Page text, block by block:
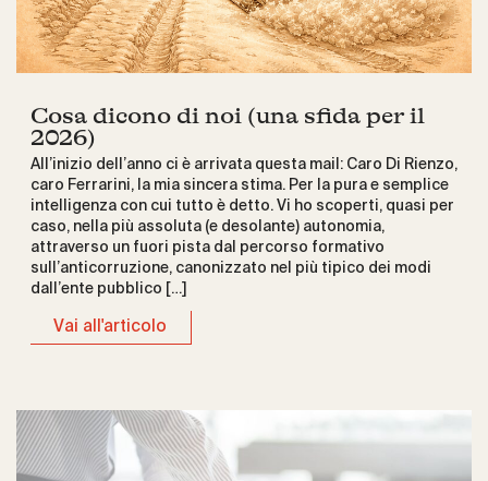
Cosa dicono di noi (una sfida per il
2026)
All’inizio dell’anno ci è arrivata questa mail: Caro Di Rienzo,
caro Ferrarini, la mia sincera stima. Per la pura e semplice
intelligenza con cui tutto è detto. Vi ho scoperti, quasi per
caso, nella più assoluta (e desolante) autonomia,
attraverso un fuori pista dal percorso formativo
sull’anticorruzione, canonizzato nel più tipico dei modi
dall’ente pubblico […]
Vai all'articolo